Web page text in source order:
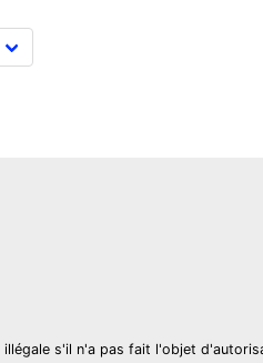
s'il n'a pas fait l'objet